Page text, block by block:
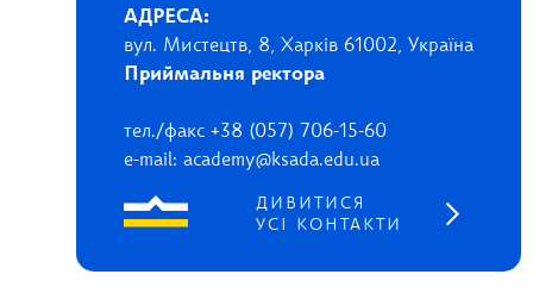
АДРЕСА:
вул. Мистецтв, 8, Харків 61002, Україна
Приймальня ректора
тел./факс +38 (057) 706-15-60
e-mail: academy@ksada.edu.ua
ДИВИТИСЯ
УСІ КОНТАКТИ